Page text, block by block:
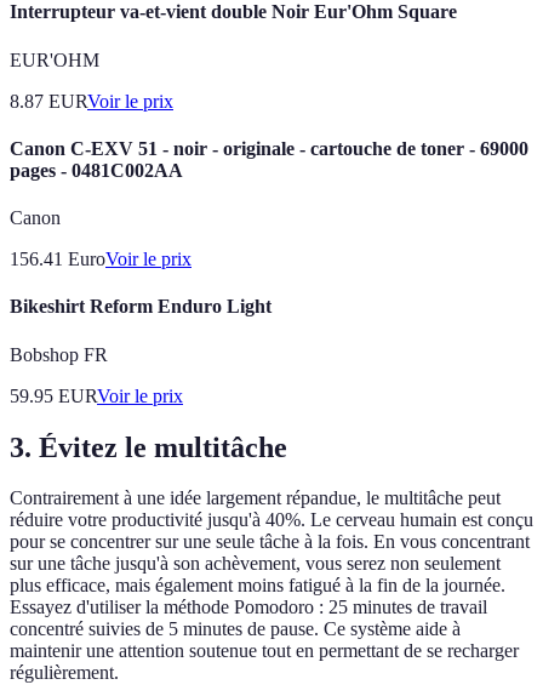
Interrupteur va-et-vient double Noir Eur'Ohm Square
EUR'OHM
8.87 EURVoir le prix
Canon C-EXV 51 - noir - originale - cartouche de toner - 69000
pages - 0481C002AA
Canon
156.41 EuroVoir le prix
Bikeshirt Reform Enduro Light
Bobshop FR
59.95 EURVoir le prix
3. Évitez le multitâche
Contrairement à une idée largement répandue, le multitâche peut
réduire votre productivité jusqu'à 40%. Le cerveau humain est conçu
pour se concentrer sur une seule tâche à la fois. En vous concentrant
sur une tâche jusqu'à son achèvement, vous serez non seulement
plus efficace, mais également moins fatigué à la fin de la journée.
Essayez d'utiliser la méthode Pomodoro : 25 minutes de travail
concentré suivies de 5 minutes de pause. Ce système aide à
maintenir une attention soutenue tout en permettant de se recharger
régulièrement.